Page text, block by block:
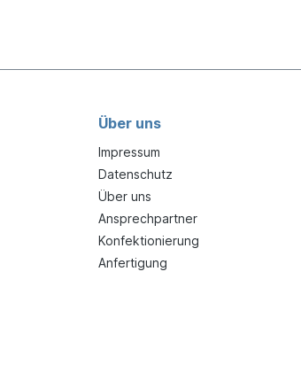
Über uns
Impressum
Datenschutz
Über uns
Ansprechpartner
Konfektionierung
Anfertigung